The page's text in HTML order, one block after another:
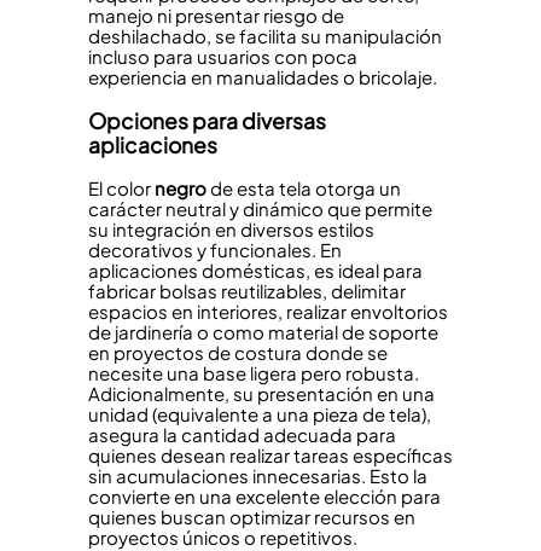
manejo ni presentar riesgo de
deshilachado, se facilita su manipulación
incluso para usuarios con poca
experiencia en manualidades o bricolaje.
Opciones para diversas
aplicaciones
El color negrode esta tela otorga un
carácter neutral y dinámico que permite
su integración en diversos estilos
decorativos y funcionales. En
aplicaciones domésticas, es ideal para
fabricar bolsas reutilizables, delimitar
espacios en interiores, realizar envoltorios
de jardinería o como material de soporte
en proyectos de costura donde se
necesite una base ligera pero robusta.
Adicionalmente, su presentación en una
unidad (equivalente a una pieza de tela),
asegura la cantidad adecuada para
quienes desean realizar tareas específicas
sin acumulaciones innecesarias. Esto la
convierte en una excelente elección para
quienes buscan optimizar recursos en
proyectos únicos o repetitivos.